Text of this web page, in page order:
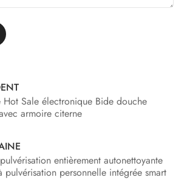
Hot Sale électronique Bide douche
armoire citerne
entièrement autonettoyante
pulvérisation personnelle intégrée smart